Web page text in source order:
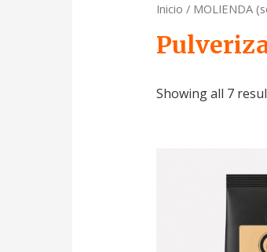
Inicio / MOLIENDA
Showing all 7